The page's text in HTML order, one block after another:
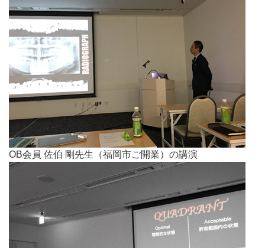
OB会員 佐伯 剛先生（福岡市ご開業）の講演